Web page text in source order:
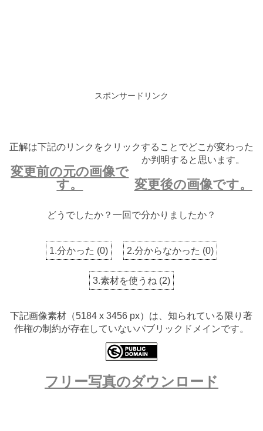
スポンサードリンク
正解は下記のリンクをクリックすることでどこが変わった
か判明すると思います。
変更前の元の画像で
す。
変更後の画像です。
どうでしたか？一回で分かりましたか？
1.分かった (0) 2.分からなかった (0)
3.素材を使うね (2)
下記画像素材（5184 x 3456 px）は、知られている限り著
作権の制約が存在していないパブリックドメインです。
フリー写真のダウンロード